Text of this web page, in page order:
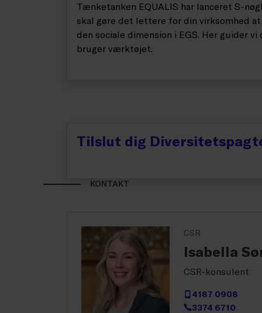
Tænketanken EQUALIS har lanceret S-
skal gøre det lettere for din virksomhed
den sociale dimension i EGS. Her guider vi
bruger værktøjet.
Tilslut dig
KONTAKT
CSR
Isabella
CSR-konsulent
4187 0908
3374 6710